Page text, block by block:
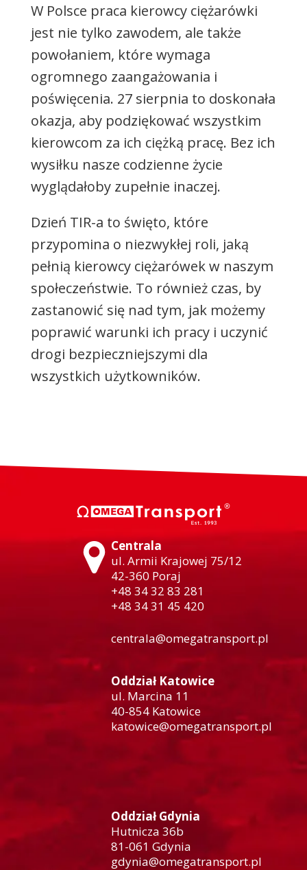
W Polsce praca kierowcy ciężarówki
jest nie tylko zawodem, ale także
powołaniem, które wymaga
ogromnego zaangażowania i
poświęcenia. 27 sierpnia to doskonała
okazja, aby podziękować wszystkim
kierowcom za ich ciężką pracę. Bez ich
wysiłku nasze codzienne życie
wyglądałoby zupełnie inaczej.
Dzień TIR-a to święto, które
przypomina o niezwykłej roli, jaką
pełnią kierowcy ciężarówek w naszym
społeczeństwie. To również czas, by
zastanowić się nad tym, jak możemy
poprawić warunki ich pracy i uczynić
drogi bezpieczniejszymi dla
wszystkich użytkowników.
Centrala
ul. Armii Krajowej 75/12
42-360 Poraj
+48 34 32 83 281
+48 34 31 45 420
centrala@omegatransport.pl
Oddział Katowice
ul. Marcina 11
40-854 Katowice
katowice@omegatransport.pl
Oddział Gdynia
Hutnicza 36b
81-061 Gdynia
gdynia@omegatransport.pl